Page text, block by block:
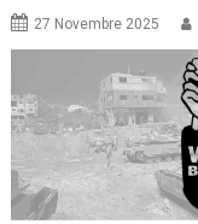
27 Novembre 2025